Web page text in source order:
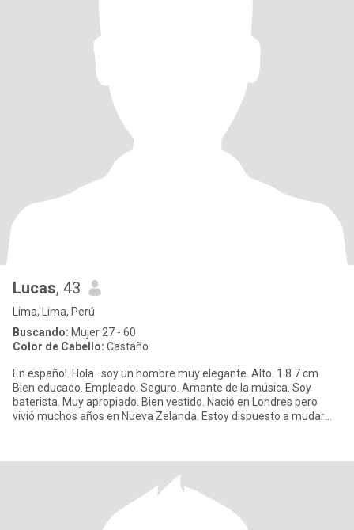
Lucas, 43
Lima, Lima, Perú
Buscando: Mujer 27 - 60
Color de Cabello: Castaño
En español. Hola...soy un hombre muy elegante. Alto. 1 8 7 cm
Bien educado. Empleado. Seguro. Amante de la música. Soy
baterista. Muy apropiado. Bien vestido. Nació en Londres pero
vivió muchos años en Nueva Zelanda. Estoy dispuesto a mudarme